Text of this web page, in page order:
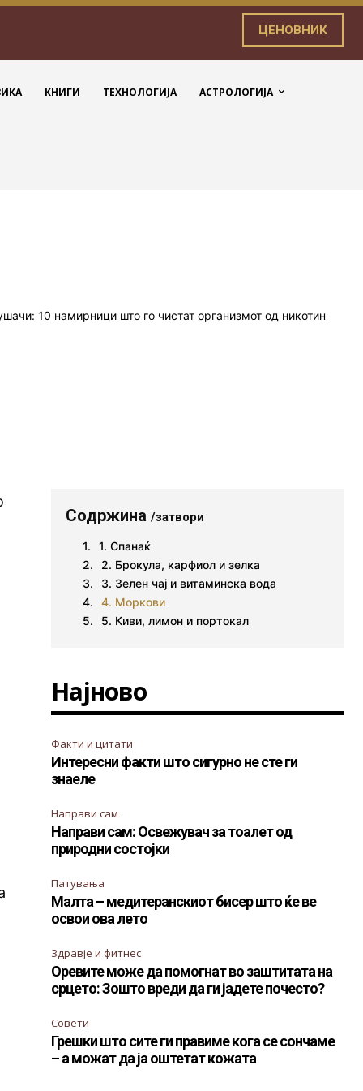
ЦЕНОВНИК
КНИГИ ТЕХНОЛОГИЈА АСТРОЛОГИЈА
Содржина/затвори
1. Спанаќ
2. Брокула, карфиол и зелка
3. Зелен чај и витаминска вода
4. Моркови
5. Киви, лимон и портокал
Најново
Факти и цитати
Интересни факти што сигурно не сте ги
знаеле
Направи сам
Направи сам: Освежувач за тоалет од
природни состојки
Патувања
Малта – медитеранскиот бисер што ќе ве
освои ова лето
Здравје и фитнес
Оревите може да помогнат во заштитата на
срцето: Зошто вреди да ги јадете почесто?
Совети
Грешки што сите ги правиме кога се сончаме
– а можат да ја оштетат кожата